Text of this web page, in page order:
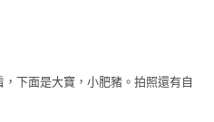
下面是大寶，小肥豬。拍照還有自